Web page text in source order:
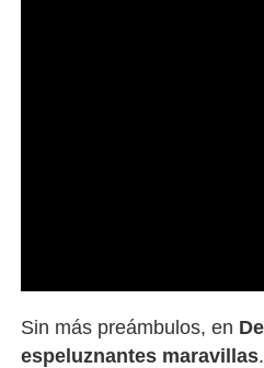
Sin más preámbulos, en
espeluznantes maravillas.